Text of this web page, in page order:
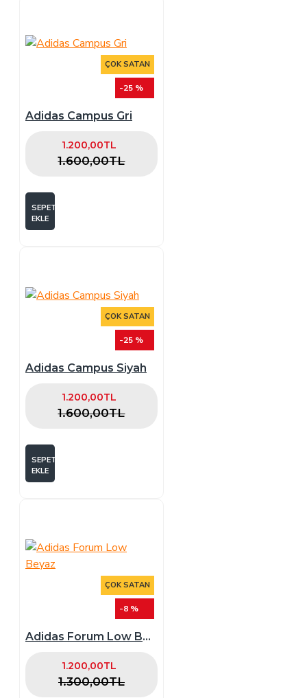
ÇOK SATAN
-25 %
Adidas Campus Gri
1.200,00TL
1.600,00TL
SEPETE
EKLE
ÇOK SATAN
-25 %
Adidas Campus Siyah
1.200,00TL
1.600,00TL
SEPETE
EKLE
ÇOK SATAN
-8 %
Adidas Forum Low Beyaz
1.200,00TL
1.300,00TL